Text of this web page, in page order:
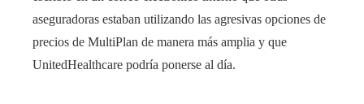
aseguradoras estaban utilizando las agresivas opciones de
precios de MultiPlan de manera más amplia y que
UnitedHealthcare podría ponerse al día.